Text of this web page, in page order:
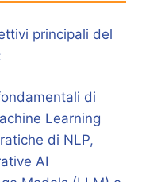
principali del
di
Learning
di NLP,
AI